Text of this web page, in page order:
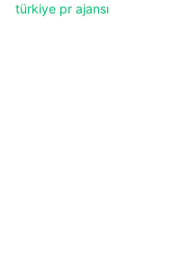
türkiye pr ajansı